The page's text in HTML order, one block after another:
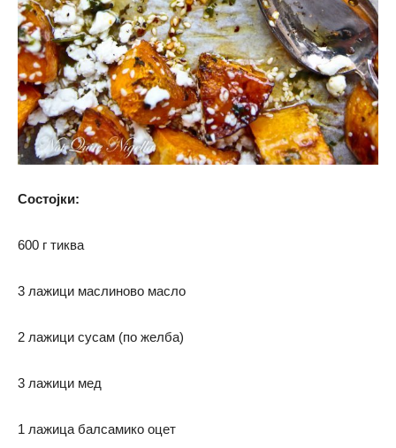
Состојки:
600 г тиква
3 лажици маслиново масло
2 лажици сусам (по желба)
3 лажици мед
1 лажица балсамико оцет